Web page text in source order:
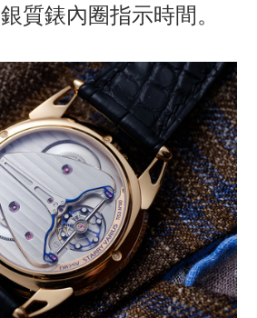
質錶內圈指示時間。